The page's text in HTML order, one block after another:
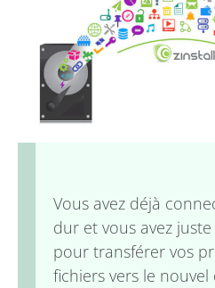
Vous avez déjà
dur et vous avez
pour transférer vos
fichiers vers le